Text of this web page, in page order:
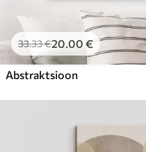
33.33€20.00 €
Abstraktsioon